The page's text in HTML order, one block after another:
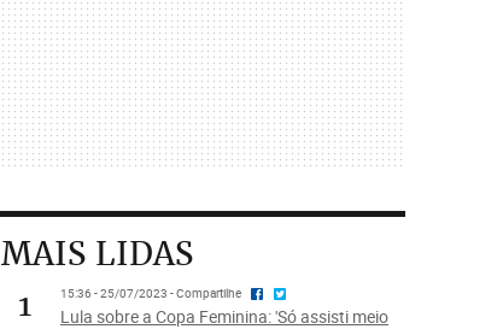
MAIS LIDAS
1
15:36 - 25/07/2023 - Compartilhe
Lula sobre a Copa Feminina: 'Só assisti meio